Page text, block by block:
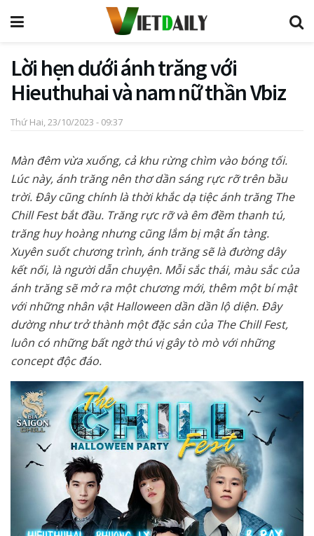
Lời hẹn dưới ánh trăng với
Hieuthuhai và nam nữ thần Vbiz
Thứ Hai, 23/10/2023 - 09:37
Màn đêm vừa xuống, cả khu rừng chìm vào bóng tối.
Lúc này, ánh trăng nên thơ dần sáng rực rỡ trên bầu
trời. Đây cũng chính là thời khắc dạ tiệc ánh trăng The
Chill Fest bắt đầu. Trăng rực rỡ và êm đềm thanh tú,
trăng huy hoàng nhưng cũng lắm bị mật ẩn tàng.
Xuyên suốt chương trình, ánh trăng sẽ là đường dây
kết nối, là người dẫn chuyện. Mỗi sắc thái, màu sắc của
ánh trăng sẽ mở ra một chương mới, thêm một bí mật
với những nhân vật Halloween dần dần lộ diện. Đây
dường như trở thành một đặc sản của The Chill Fest,
luôn có những bất ngờ thú vị gây tò mò với những
concept độc đáo.